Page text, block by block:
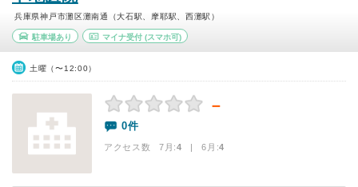
兵庫県神戸市灘区灘南通（大石駅、摩耶駅、西灘駅）
駐車場あり マイナ受付(スマホ可)
土曜（〜12:00）
－
0件
アクセス数 7月:4 | 6月:4